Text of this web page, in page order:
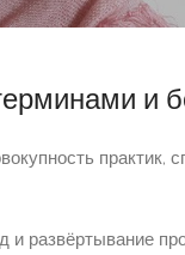
в
и
развёртывание